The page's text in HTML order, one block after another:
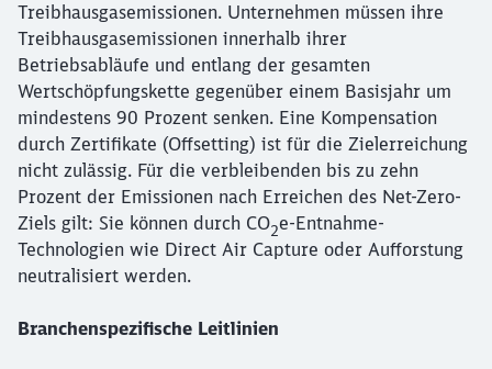
Treibhausgasemissionen. Unternehmen müssen ihre
Treibhausgasemissionen innerhalb ihrer
Betriebsabläufe und entlang der gesamten
Wertschöpfungskette gegenüber einem Basisjahr um
mindestens 90 Prozent senken. Eine Kompensation
durch Zertifikate (Offsetting) ist für die Zielerreichung
nicht zulässig. Für die verbleibenden bis zu zehn
Prozent der Emissionen nach Erreichen des Net-Zero-
Ziels gilt: Sie können durch CO2e-Entnahme-
Technologien wie Direct Air Capture oder Aufforstung
neutralisiert werden.
Branchenspezifische Leitlinien
Möchten Sie zuweitergeleitet
werden?
Abbrechen Weiter